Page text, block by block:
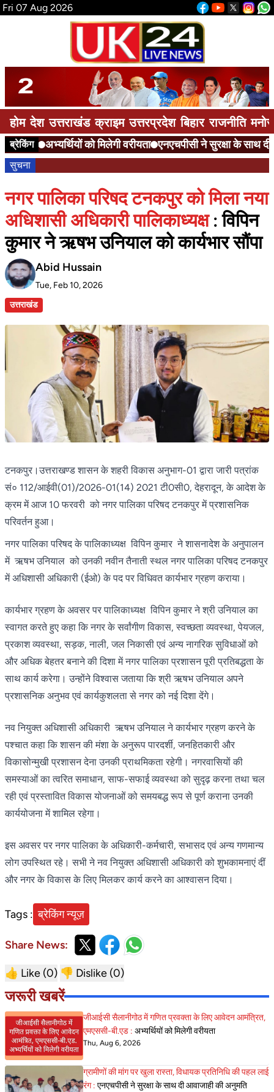
Fri 07 Aug 2026
होम देश उत्तराखंड क्राइम उत्तरप्रदेश बिहार राजनीति
ब्रेकिंगअभ्यर्थियों को मिलेगी वरीयता एनएचपीसी ने सुरक्षा के साथ दी
सुचना
नगर पालिका परिषद टनकपुर को मिला नया
अधिशासी अधिकारी पालिकाध्यक्ष: विपिन
कुमार ने ऋषभ उनियाल को कार्यभार सौंपा
Abid Hussain
Tue, Feb 10, 2026
उत्तराखंड
टनकपुर।उत्तराखण्ड शासन के शहरी विकास अनुभाग-01 द्वारा जारी पत्रांक
सं० 112/आईवी(01)/2026-01(14) 2021 टी0सी0, देहरादून, के आदेश के
क्रम में आज 10 फरवरी को नगर पालिका परिषद टनकपुर में प्रशासनिक
परिवर्तन हुआ।
नगर पालिका परिषद के पालिकाध्यक्ष विपिन कुमार ने शासनादेश के अनुपालन
में ऋषभ उनियाल को उनकी नवीन तैनाती स्थल नगर पालिका परिषद टनकपुर
में अधिशासी अधिकारी (ईओ) के पद पर विधिवत कार्यभार ग्रहण कराया।
कार्यभार ग्रहण के अवसर पर पालिकाध्यक्ष विपिन कुमार ने श्री उनियाल का
स्वागत करते हुए कहा कि नगर के सर्वांगीण विकास, स्वच्छता व्यवस्था, पेयजल,
प्रकाश व्यवस्था, सड़क, नाली, जल निकासी एवं अन्य नागरिक सुविधाओं को
और अधिक बेहतर बनाने की दिशा में नगर पालिका प्रशासन पूरी प्रतिबद्धता के
साथ कार्य करेगा। उन्होंने विश्वास जताया कि श्री ऋषभ उनियाल अपने
प्रशासनिक अनुभव एवं कार्यकुशलता से नगर को नई दिशा देंगे।
नव नियुक्त अधिशासी अधिकारी ऋषभ उनियाल ने कार्यभार ग्रहण करने के
पश्चात कहा कि शासन की मंशा के अनुरूप पारदर्शी, जनहितकारी और
विकासोन्मुखी प्रशासन देना उनकी प्राथमिकता रहेगी। नगरवासियों की
समस्याओं का त्वरित समाधान, साफ-सफाई व्यवस्था को सुदृढ़ करना तथा चल
रही एवं प्रस्तावित विकास योजनाओं को समयबद्ध रूप से पूर्ण कराना उनकी
कार्ययोजना में शामिल रहेगा।
इस अवसर पर नगर पालिका के अधिकारी-कर्मचारी, सभासद एवं अन्य गणमान्य
लोग उपस्थित रहे। सभी ने नव नियुक्त अधिशासी अधिकारी को शुभकामनाएं दीं
और नगर के विकास के लिए मिलकर कार्य करने का आश्वासन दिया।
Tags : ब्रेकिंग न्यूज़
Share News:
👍 Like (0) 👎 Dislike (0)
जरूरी खबरें
जीआईसी सैलानीगोठ में गणित प्रवक्ता के लिए आवेदन आमंत्रित,
एमएससी-बी.एड : अभ्यर्थियों को मिलेगी वरीयता
Thu, Aug 6, 2026
ग्रामीणों की मांग पर खुला रास्ता, विधायक प्रतिनिधि की पहल लाई
रंग : एनएचपीसी ने सुरक्षा के साथ दी आवाजाही की अनुमति